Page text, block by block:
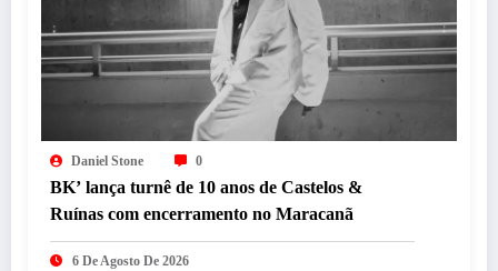
Daniel Stone 0
BK’ lança turnê de 10 anos de Castelos &
Ruínas com encerramento no Maracanã
6 De Agosto De 2026